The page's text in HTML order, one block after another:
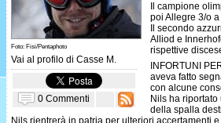
Foto: Fisi/Pentaphoto
Vai al profilo di Casse M.
0 Commenti
Il campione
poi Allegre 3/o
Il secondo
Alliod e
rispettive
INFORTUNI
aveva fatto
con alcune
Nils ha
della spalla
Nils rientrerà in patria per ulteriori accertamenti